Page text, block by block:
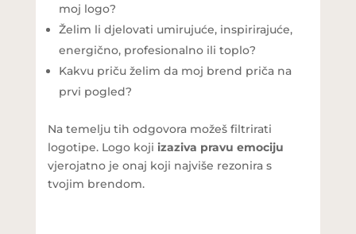
moj logo?
Želim li djelovati umirujuće, inspirirajuće,
energično, profesionalno ili toplo?
Kakvu priču želim da moj brend priča na
prvi pogled?
Na temelju tih odgovora možeš filtrirati
logotipe. Logo koji izaziva pravu emociju
vjerojatno je onaj koji najviše rezonira s
tvojim brendom.